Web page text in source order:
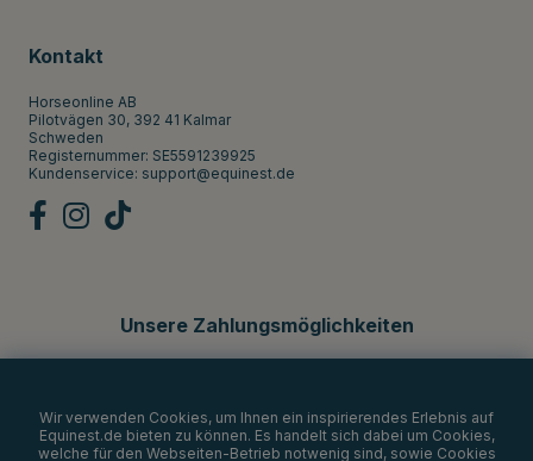
Kontakt
Horseonline AB
Pilotvägen 30, 392 41 Kalmar
Schweden
Registernummer: SE5591239925
Kundenservice: support@equinest.de
Unsere Zahlungsmöglichkeiten
Wir verwenden Cookies, um Ihnen ein inspirierendes Erlebnis auf
Equinest.de bieten zu können. Es handelt sich dabei um Cookies,
welche für den Webseiten-Betrieb notwenig sind, sowie Cookies